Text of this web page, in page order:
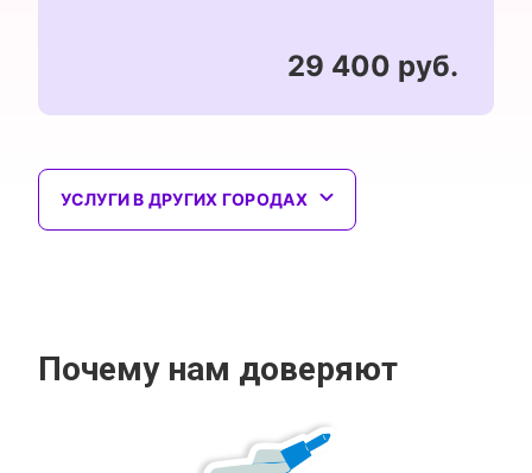
29 400 руб.
УСЛУГИ В ДРУГИХ ГОРОДАХ
Почему нам доверяют